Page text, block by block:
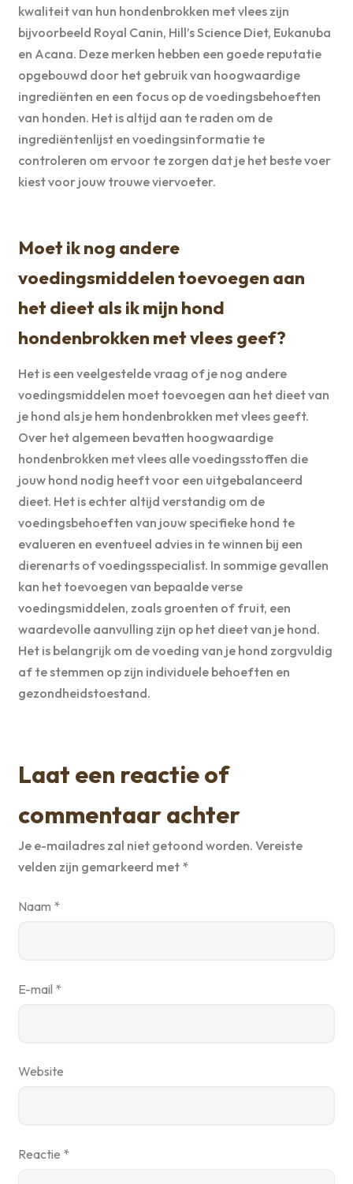
kwaliteit van hun hondenbrokken met vlees zijn
bijvoorbeeld Royal Canin, Hill’s Science Diet, Eukanuba
en Acana. Deze merken hebben een goede reputatie
opgebouwd door het gebruik van hoogwaardige
ingrediënten en een focus op de voedingsbehoeften
van honden. Het is altijd aan te raden om de
ingrediëntenlijst en voedingsinformatie te
controleren om ervoor te zorgen dat je het beste voer
kiest voor jouw trouwe viervoeter.
Moet ik nog andere
voedingsmiddelen toevoegen aan
het dieet als ik mijn hond
hondenbrokken met vlees geef?
Het is een veelgestelde vraag of je nog andere
voedingsmiddelen moet toevoegen aan het dieet van
je hond als je hem hondenbrokken met vlees geeft.
Over het algemeen bevatten hoogwaardige
hondenbrokken met vlees alle voedingsstoffen die
jouw hond nodig heeft voor een uitgebalanceerd
dieet. Het is echter altijd verstandig om de
voedingsbehoeften van jouw specifieke hond te
evalueren en eventueel advies in te winnen bij een
dierenarts of voedingsspecialist. In sommige gevallen
kan het toevoegen van bepaalde verse
voedingsmiddelen, zoals groenten of fruit, een
waardevolle aanvulling zijn op het dieet van je hond.
Het is belangrijk om de voeding van je hond zorgvuldig
af te stemmen op zijn individuele behoeften en
gezondheidstoestand.
Laat een reactie of
commentaar achter
Je e-mailadres zal niet getoond worden. Vereiste
velden zijn gemarkeerd met *
Naam *
E-mail *
Website
Reactie *